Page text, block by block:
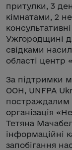
притулки, 3
кімнатами, 2
Ужгородщині
свідками
області центр
За підтримки
ООН, UNFPA
постраждалим
організація
Тетяна
інформаційні
запобігання